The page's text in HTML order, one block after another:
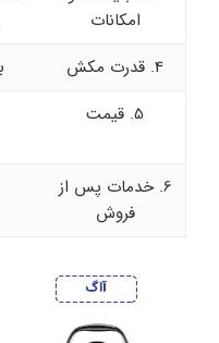
امکانات
4. قدرت مکش
5. قیمت
6. خدمات پس از
فروش